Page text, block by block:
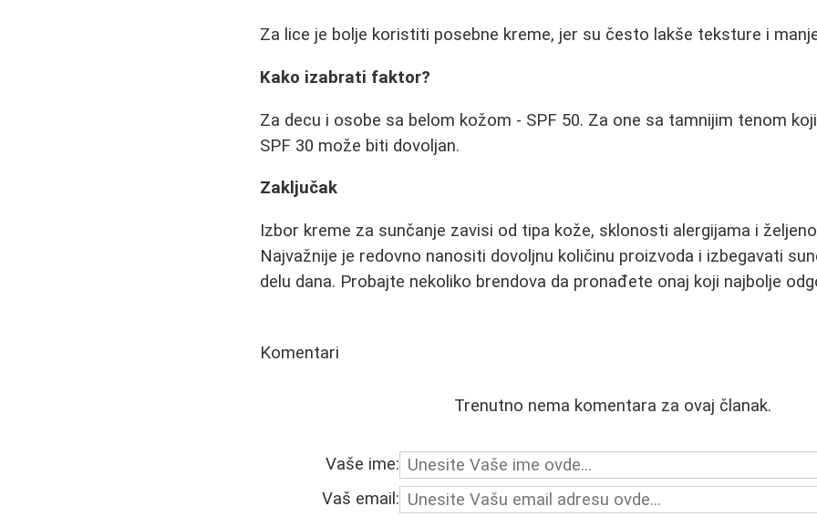
Za lice je bolje koristiti posebne kreme, jer su često lakše teksture i
Kako izabrati faktor?
Za decu i osobe sa belom kožom - SPF 50. Za one sa tamnijim tenom
SPF 30 može biti dovoljan.
Zaključak
Izbor kreme za sunčanje zavisi od tipa kože, sklonosti alergijama i
Najvažnije je redovno nanositi dovoljnu količinu proizvoda i izbegavati
delu dana. Probajte nekoliko brendova da pronađete onaj koji najbolje
Komentari
Trenutno nema komentara za ovaj članak.
Vaše ime:
Vaš email: